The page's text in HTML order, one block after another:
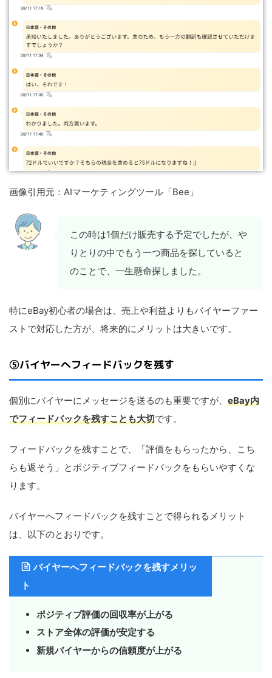
画像引用元：AIマーケティングツール「Bee」
この時は1個だけ販売する予定でしたが、や
りとりの中でもう一つ商品を探していると
のことで、一生懸命探しました。
特にeBay初心者の場合は、売上や利益よりもバイヤーファー
ストで対応した方が、将来的にメリットは大きいです。
⑤バイヤーへフィードバックを残す
個別にバイヤーにメッセージを送るのも重要ですが、 eBay内
でフィードバックを残すことも大切です。
フィードバックを残すことで、「評価をもらったから、こち
らも返そう」とポジティブフィードバックをもらいやすくな
ります。
バイヤーへフィードバックを残すことで得られるメリット
は、以下のとおりです。
バイヤーへフィードバックを残すメリッ
ト
ポジティブ評価の回収率が上がる
ストア全体の評価が安定する
新規バイヤーからの信頼度が上がる